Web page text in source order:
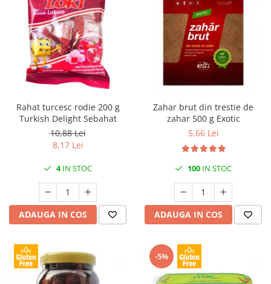
Rahat turcesc rodie 200 g
Turkish Delight Sebahat
10,88 Lei
8,17 Lei
4IN STOC
ADAUGA IN COS
Zahar brut din trestie de
zahar 500 g Exotic
5,66 Lei
100 IN STOC
ADAUGA IN COS
-5%